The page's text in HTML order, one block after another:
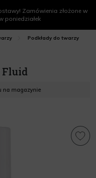
Zamówienia złożone w
poniedziałek
Podkłady do twarzy
Fluid
na magazynie